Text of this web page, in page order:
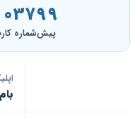
پیش‌شماره